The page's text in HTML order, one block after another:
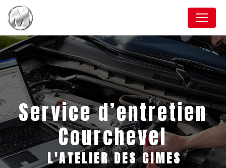
Service d’entretien
Courchevel
L'ATELIER DES CIMES
Panneau de gestion des cookies